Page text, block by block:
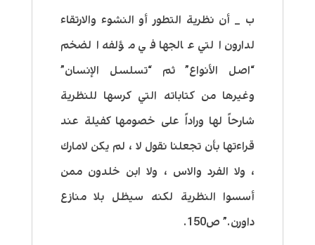
ب _ أن نظرية التطور أو النشوء والارتقاء
لدارون التي عالجها في مؤلفه الضخم
“اصل الأنواع” ثم “تسلسل الإنسان”
وغيرها من كتاباته التي كرسها للنظرية
شارحاً لها وراداً على خصومها كفيلة عند
قراءتها بأن تجعلنا نقول لا ، لم يكن لامارك
، ولا الفرد والاس ، ولا ابن خلدون ممن
أسسوا النظرية لكنه سيظل بلا منازع
داورن.” ص150.